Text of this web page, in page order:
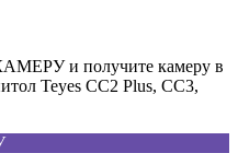
и получите камеру в
Teyes CC2 Plus, CC3,